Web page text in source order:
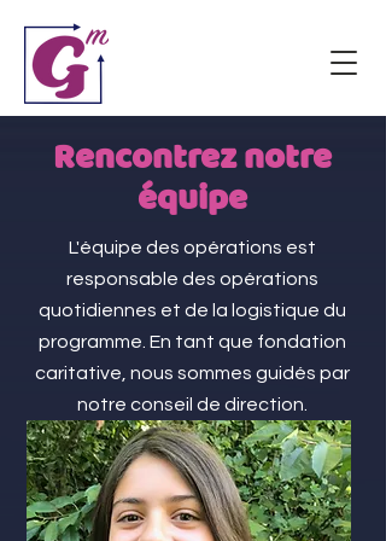
Rencontrez notre
équipe
L'équipe des opérations est
responsable des opérations
quotidiennes et de la logistique du
programme. En tant que fondation
caritative, nous sommes guidés par
notre conseil de direction.